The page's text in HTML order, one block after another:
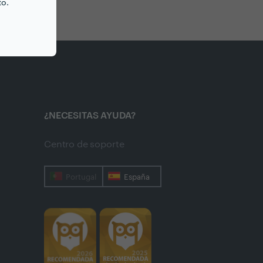
¿NECESITAS AYUDA?
Centro de soporte
Portugal España